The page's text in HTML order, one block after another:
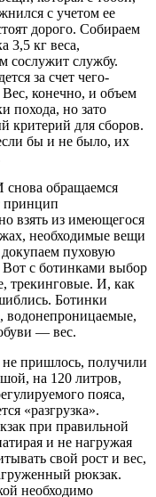
с учетом ее
дорого. Собираем
3,5 кг веса,
сослужит службу.
за счет чего-
конечно, и объем
похода, но зато
для сборов.
бы и не было, их
обращаемся
принцип
взять из имеющегося
необходимые вещи
докупаем пуховую
с ботинками выбор
трекинговые. И, как
Ботинки
водонепроницаемые,
— вес.
пришлось, получили
на 120 литров,
пояса,
«разгрузка».
при правильной
и не нагружая
свой рост и вес,
рюкзак.
необходимо